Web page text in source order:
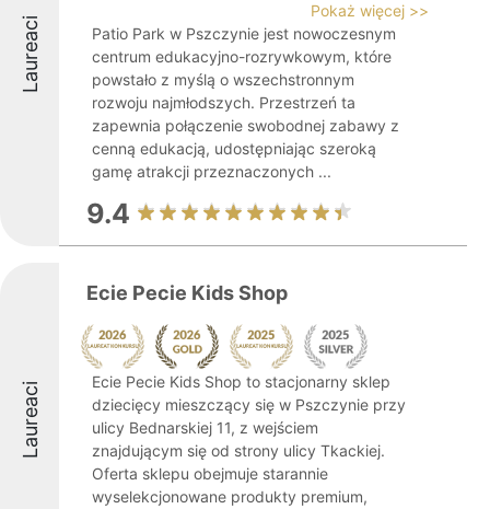
Laureaci
Pokaż więcej >>
Patio Park w Pszczynie jest nowoczesnym
centrum edukacyjno-rozrywkowym, które
powstało z myślą o wszechstronnym
rozwoju najmłodszych. Przestrzeń ta
zapewnia połączenie swobodnej zabawy z
cenną edukacją, udostępniając szeroką
gamę atrakcji przeznaczonych ...
9.4
Laureaci
Ecie Pecie Kids Shop
Ecie Pecie Kids Shop to stacjonarny sklep
dziecięcy mieszczący się w Pszczynie przy
ulicy Bednarskiej 11, z wejściem
znajdującym się od strony ulicy Tkackiej.
Oferta sklepu obejmuje starannie
wyselekcjonowane produkty premium,